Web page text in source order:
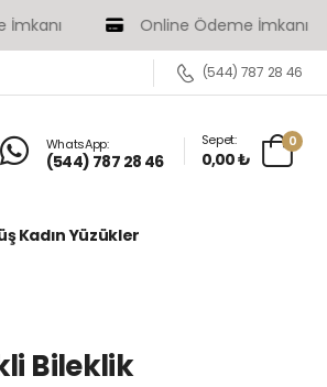
Online Ödeme İmkanı
(544) 787 28 46
WhatsApp:
(544) 787 28 46
Sepet:
0,00 ₺
0
Kadın Yüzükler
Bileklik